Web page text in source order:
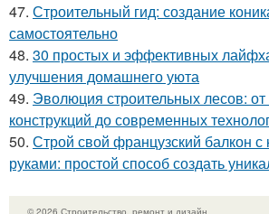
47. Строительный гид: создание
самостоятельно
48. 30 простых и эффективных
улучшения домашнего уюта
49. Эволюция строительных лесов:
конструкций до современных
50. Строй свой французский балкон с
руками: простой способ создать
© 2026 Строительство, ремонт и дизайн